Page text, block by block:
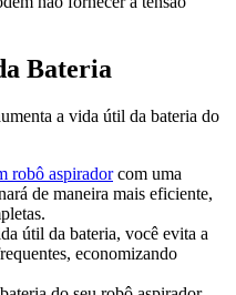
Bateria
a vida útil da bateria do
robô aspiradorcom uma
de maneira mais eficiente,
útil da bateria, você evita a
economizando